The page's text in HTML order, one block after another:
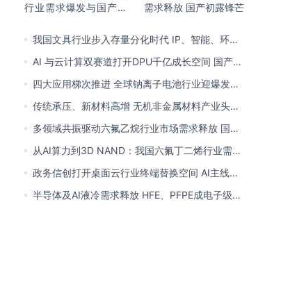
行业需求爆发与国产替
需求释放 国产初露锋芒
我国文具行业步入存量分化时代 IP、智能、环保
成企业构建核心竞争力关键
AI 与云计算双赛道打开DPU千亿成长空间 国产厂
商突破技术壁垒迎替代窗口期
四大应用梯次推进 全球钠离子电池行业迎爆发窗
口 中国全链规模化落地领跑商业化
传统承压、新材料高增 无机非金属材料产业头部
向一体化延伸 低碳高能创新转型提速
多领域共振驱动六氟乙烷行业市场需求释放 国产
替代已基本完成
从AI算力到3D NAND：我国六氟丁二烯行业需求
爆发与国产替代进程
政务信创打开桌面云行业终端替换空间 AI主线重
塑竞争逻辑 中国本土厂商全面反超
半导体及AI液冷需求释放 HFE、PFPE成电子级氟